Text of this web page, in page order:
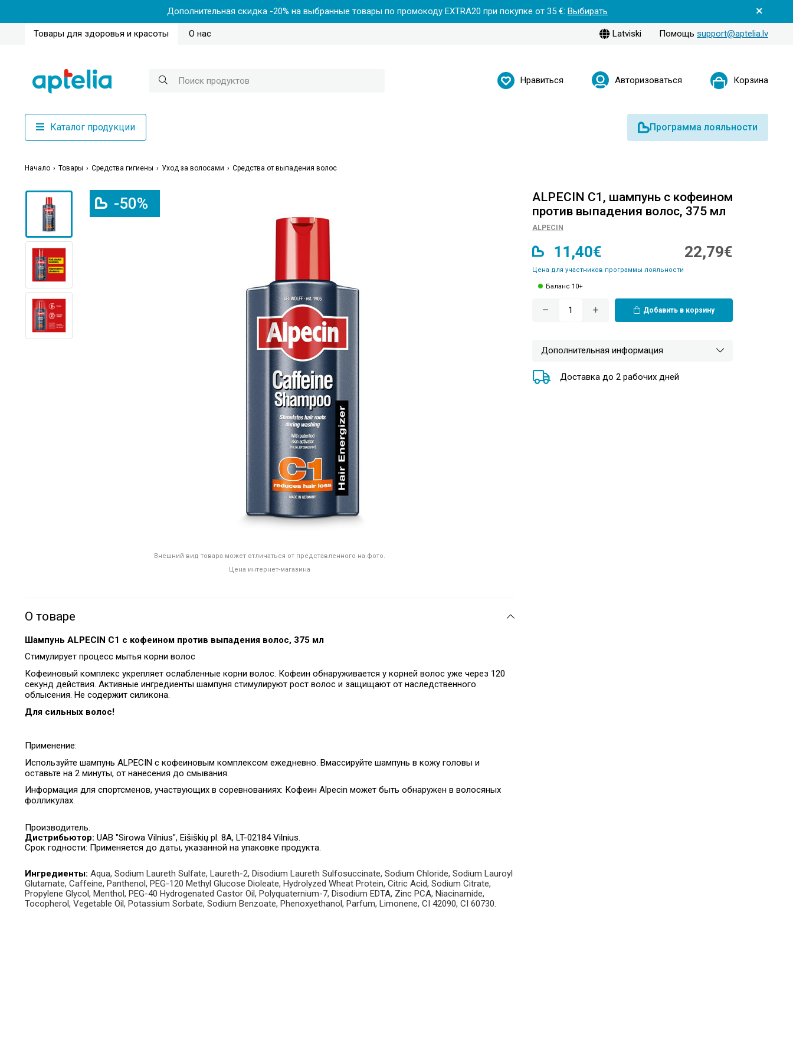
Дополнительная скидка -20% на выбранные товары по промокоду EXTRA20 при покупке от 35 €: Выбирать
Товары для здоровья и красоты О нас Latviski Помощь support@aptelia.lv
Нравиться Авторизоваться Корзина
Каталог продукции Программа лояльности
Начало Товары Средства гигиены Уход за волосами Средства от выпадения волос
-50%
Внешний вид товара может отличаться от представленного на фото.
Цена интернет-магазина
О товаре
Шампунь ALPECIN C1 с кофеином против выпадения волос, 375 мл
Стимулирует процесс мытья корни волос
Кофеиновый комплекс укрепляет ослабленные корни волос. Кофеин обнаруживается у корней волос уже через 120
секунд действия. Активные ингредиенты шампуня стимулируют рост волос и защищают от наследственного
облысения. Не содержит силикона.
Для сильных волос!
Применение:
Используйте шампунь ALPECIN с кофеиновым комплексом ежедневно. Вмассируйте шампунь в кожу головы и
оставьте на 2 минуты, от нанесения до смывания.
Информация для спортсменов, участвующих в соревнованиях: Кофеин Alpecin может быть обнаружен в волосяных
фолликулах.
Производитель.
Дистрибьютор: UAB "Sirowa Vilnius", Eišiškių pl. 8A, LT-02184 Vilnius.
Срок годности: Применяется до даты, указанной на упаковке продукта.
Ингредиенты: Aqua, Sodium Laureth Sulfate, Laureth-2, Disodium Laureth Sulfosuccinate, Sodium Chloride, Sodium Lauroyl
Glutamate, Caffeine, Panthenol, PEG-120 Methyl Glucose Dioleate, Hydrolyzed Wheat Protein, Citric Acid, Sodium Citrate,
Propylene Glycol, Menthol, PEG-40 Hydrogenated Castor Oil, Polyquaternium-7, Disodium EDTA, Zinc PCA, Niacinamide,
Tocopherol, Vegetable Oil, Potassium Sorbate, Sodium Benzoate, Phenoxyethanol, Parfum, Limonene, CI 42090, CI 60730.
ALPECIN C1, шампунь с кофеином
против выпадения волос, 375 мл
ALPECIN
11,40€
Цена для участников программы лояльности
22,79€
Баланс 10+
Добавить в корзину
Дополнительная информация
Доставка до 2 рабочих дней